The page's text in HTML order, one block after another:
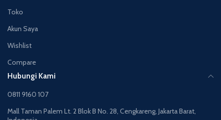
Toko
Akun Saya
Wishlist
Compare
Hubungi Kami
0811 9160 107
Mall Taman Palem Lt. 2 Blok B No. 28, Cengkareng, Jakarta Barat,